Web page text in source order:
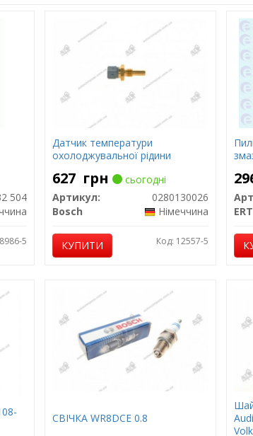
504
5
Датчик температури
охолоджувальної рідини
627 грн
сьогодні
Артикул:
0280130026
Bosch
Німеччина
КУПИТИ Код: 12557-5
ERT
СВІЧКА WR8DCE 0.8